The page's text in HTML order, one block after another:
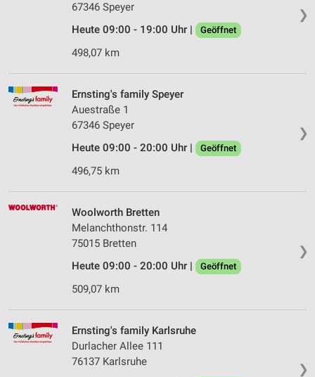
❯
67346 Speyer
Heute 09:00 - 19:00 Uhr |
Geöffnet
498,07 km
❯
Ernsting's family Speyer
Auestraße 1
67346 Speyer
Heute 09:00 - 20:00 Uhr |
Geöffnet
496,75 km
❯
Woolworth Bretten
Melanchthonstr. 114
75015 Bretten
Heute 09:00 - 20:00 Uhr |
Geöffnet
509,07 km
❯
Ernsting's family Karlsruhe
Durlacher Allee 111
76137 Karlsruhe